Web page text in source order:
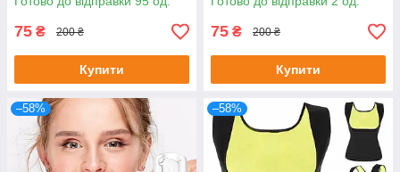
Glue
75 ₴ 200 ₴
Купити
75 ₴ 200 ₴
Купити
–58% –58%